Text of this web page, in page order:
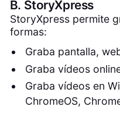
B. StoryXpress
StoryXpress permite
formas:
Graba pantalla,
Graba vídeos
Graba vídeos en
ChromeOS,